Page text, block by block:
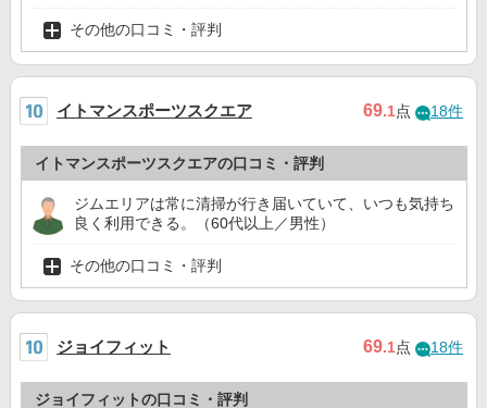
その他の口コミ・評判
イトマンスポーツスクエア 69.1点 18件
イトマンスポーツスクエアの口コミ・評判
ジムエリアは常に清掃が行き届いていて、いつも気持ち
良く利用できる。（60代以上／男性）
その他の口コミ・評判
ジョイフィット 69.1点 18件
ジョイフィットの口コミ・評判